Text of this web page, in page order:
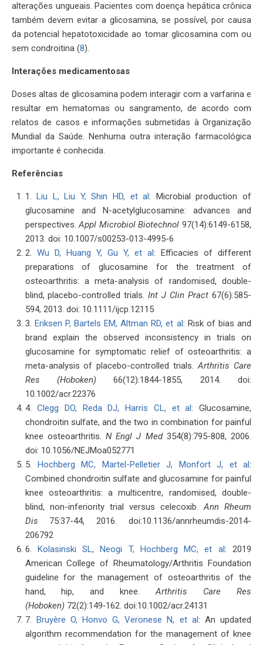
alterações ungueais. Pacientes com doença hepática crônica
também devem evitar a glicosamina, se possível, por causa
da potencial hepatotoxicidade ao tomar glicosamina com ou
sem condroitina (8).
Interações medicamentosas
Doses altas de glicosamina podem interagir com a varfarina e
resultar em hematomas ou sangramento, de acordo com
relatos de casos e informações submetidas à Organização
Mundial da Saúde. Nenhuma outra interação farmacológica
importante é conhecida.
Referências
1. Liu L, Liu Y, Shin HD, et al: Microbial production of
glucosamine and N-acetylglucosamine: advances and
perspectives.Appl Microbiol Biotechnol 97(14):6149-6158,
2013. doi: 10.1007/s00253-013-4995-6
2. Wu D, Huang Y, Gu Y, et al: Efficacies of different
preparations of glucosamine for the treatment of
osteoarthritis: a meta-analysis of randomised, double-
blind, placebo-controlled trials.Int J Clin Pract 67(6):585-
594, 2013. doi: 10.1111/ijcp.12115
3. Eriksen P, Bartels EM, Altman RD, et al: Risk of bias and
brand explain the observed inconsistency in trials on
glucosamine for symptomatic relief of osteoarthritis: a
meta-analysis of placebo-controlled trials.Arthritis Care
Res (Hoboken) 66(12):1844-1855, 2014. doi:
10.1002/acr.22376
4.Clegg DO, Reda DJ, Harris CL, et al: Glucosamine,
chondroitin sulfate, and the two in combination for painful
knee osteoarthritis. N Engl J Med354(8):795-808, 2006.
doi: 10.1056/NEJMoa052771
5.
Hochberg MC, Martel-Pelletier J, Monfort J, et al:
Combined chondroitin sulfate and glucosamine for painful
knee osteoarthritis: a multicentre, randomised, double-
blind, non-inferiority trial versus celecoxib.Ann Rheum
Dis 75:37-44, 2016. doi:10.1136/annrheumdis-2014-
206792
6.
Kolasinski SL, Neogi T, Hochberg MC, et al: 2019
American College of Rheumatology/Arthritis Foundation
guideline for the management of osteoarthritis of the
hand, hip, and knee.Arthritis Care Res
(Hoboken) 72(2):149‐162. doi:10.1002/acr.24131
7.
Bruyère O, Honvo G, Veronese N, et al: An updated
algorithm recommendation for the management of knee